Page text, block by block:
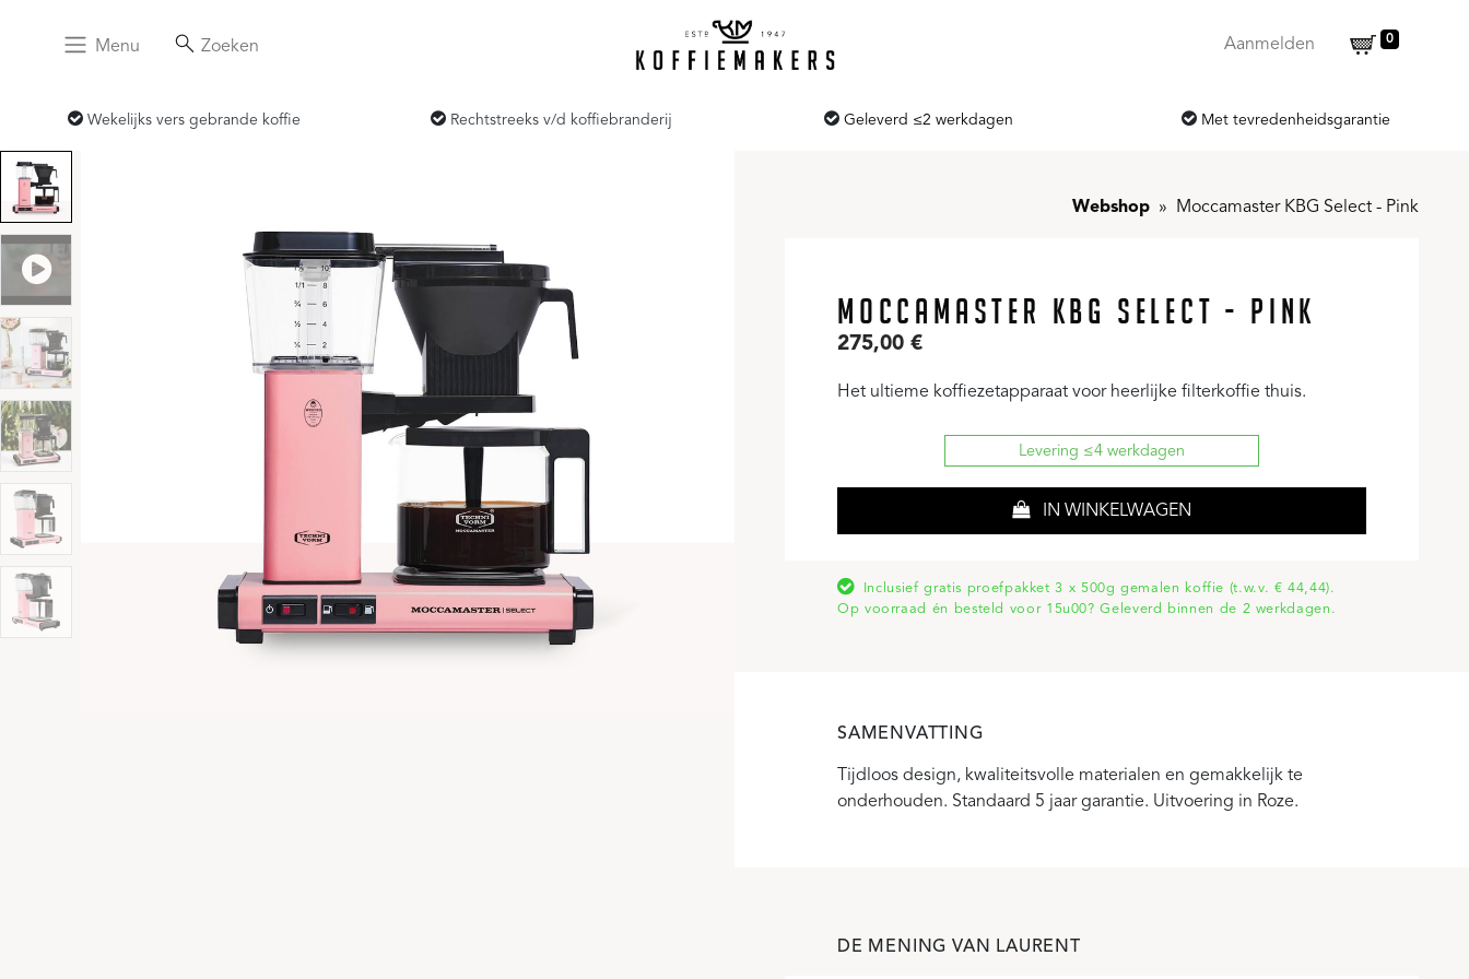
Aanmelden 0
Menu Zoeken
Wekelijks vers gebrande koffie Rechtstreeks v/d koffiebranderij Geleverd ≤2 werkdagen Met tevredenheidsgarantie
Webshop Moccamaster KBG Select - Pink
MOCCAMASTER KBG SELECT - PINK
275,00 €
Het ultieme koffiezetapparaat voor heerlijke filterkoffie thuis.
Levering ≤4 werkdagen
IN WINKELWAGEN
Inclusief gratis proefpakket 3 x 500g gemalen koffie (t.w.v. € 44,44).
Op voorraad én besteld voor 15u00? Geleverd binnen de 2 werkdagen.
SAMENVATTING
Tijdloos design, kwaliteitsvolle materialen en gemakkelijk te
onderhouden. Standaard 5 jaar garantie. Uitvoering in Roze.
DE MENING VAN LAURENT